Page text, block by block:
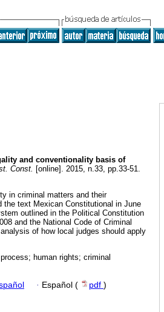
and conventionality basis of
Const. [online]. 2015, n.33, pp.33-51.
in criminal matters and their
the text Mexican Constitutional in June
outlined in the Political Constitution
and the National Code of Criminal
of how local judges should apply
human rights; criminal
· Español ( pdf )